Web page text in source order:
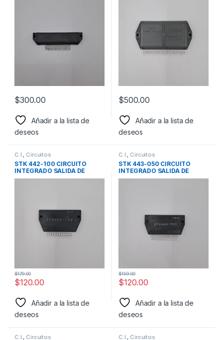
$300.00
Añadir a la lista de
deseos
$500.00
Añadir a la lista de
deseos
C.I., Circuitos
STK 442-100 CIRCUITO
INTEGRADO SALIDA DE
AUDIO MARCA SANYO
$120.00
$179.00
Añadir a la lista de
deseos
C.I., Circuitos
STK 443-050 CIRCUITO
INTEGRADO SALIDA DE
AUDIO MARCA SANYO
$120.00
$159.00
Añadir a la lista de
deseos
C.I., Circuitos C.I., Circuitos